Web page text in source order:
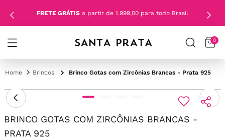
FRETE GRÁTIS a partir de 1.999,00 para todo Brasil
0
Brincos Brinco Gotas com Zircônias Brancas - Prata 925
BRINCO GOTAS COM ZIRCÔNIAS BRANCAS -
PRATA 925